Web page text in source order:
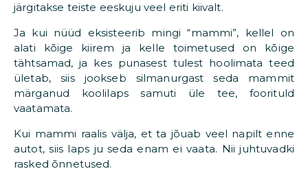
järgitakse teiste eeskuju veel eriti kiivalt.
Ja kui nüüd eksisteerib mingi “mammi”, kellel on
alati kõige kiirem ja kelle toimetused on kõige
tähtsamad, ja kes punasest tulest hoolimata teed
ületab, siis jookseb silmanurgast seda mammit
märganud koolilaps samuti üle tee, foorituld
vaatamata.
Kui mammi raalis välja, et ta jõuab veel napilt enne
autot, siis laps ju seda enam ei vaata. Nii juhtuvadki
rasked õnnetused.